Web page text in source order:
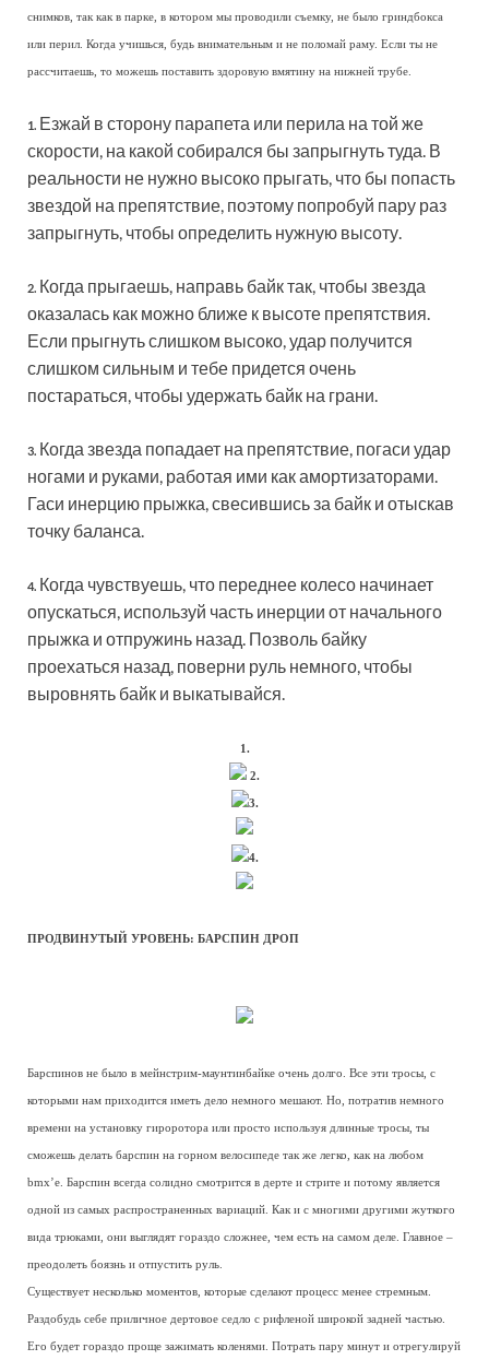
снимков, так как в парке, в котором мы проводили съемку, не было гриндбокса
или перил. Когда учишься, будь внимательным и не поломай раму. Если ты не
рассчитаешь, то можешь поставить здоровую вмятину на нижней трубе.
1. Езжай в сторону парапета или перила на той же
скорости, на какой собирался бы запрыгнуть туда. В
реальности не нужно высоко прыгать, что бы попасть
звездой на препятствие, поэтому попробуй пару раз
запрыгнуть, чтобы определить нужную высоту.
2. Когда прыгаешь, направь байк так, чтобы звезда
оказалась как можно ближе к высоте препятствия.
Если прыгнуть слишком высоко, удар получится
слишком сильным и тебе придется очень
постараться, чтобы удержать байк на грани.
3. Когда звезда попадает на препятствие, погаси удар
ногами и руками, работая ими как амортизаторами.
Гаси инерцию прыжка, свесившись за байк и отыскав
точку баланса.
4. Когда чувствуешь, что переднее колесо начинает
опускаться, используй часть инерции от начального
прыжка и отпружинь назад. Позволь байку
проехаться назад, поверни руль немного, чтобы
выровнять байк и выкатывайся.
1.
2.
3.
4.
ПРОДВИНУТЫЙ УРОВЕНЬ: БАРСПИН ДРОП
Барспинов не было в мейнстрим-маунтинбайке очень долго. Все эти тросы, с
которыми нам приходится иметь дело немного мешают. Но, потратив немного
времени на установку гироротора или просто используя длинные тросы, ты
сможешь делать барспин на горном велосипеде так же легко, как на любом
bmx’е. Барспин всегда солидно смотрится в дерте и стрите и потому является
одной из самых распространенных вариаций. Как и с многими другими жуткого
вида трюками, они выглядят гораздо сложнее, чем есть на самом деле. Главное –
преодолеть боязнь и отпустить руль.
Существует несколько моментов, которые сделают процесс менее стремным.
Раздобудь себе приличное дертовое седло с рифленой широкой задней частью.
Его будет гораздо проще зажимать коленями. Потрать пару минут и отрегулируй